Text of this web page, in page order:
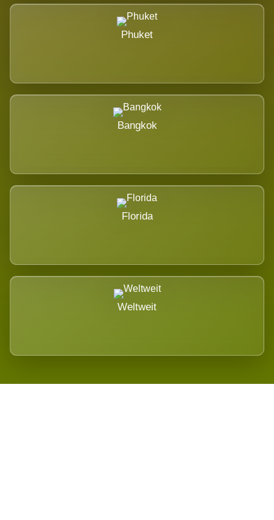
Phuket
Bangkok
Florida
Weltweit